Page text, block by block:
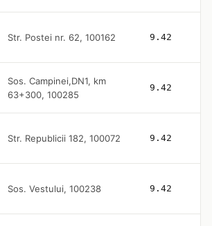
Str. Postei nr. 62, 100162 9.42
Sos. Campinei,DN1, km
63+300, 100285
9.42
Str. Republicii 182, 100072 9.42
Sos. Vestului, 100238 9.42